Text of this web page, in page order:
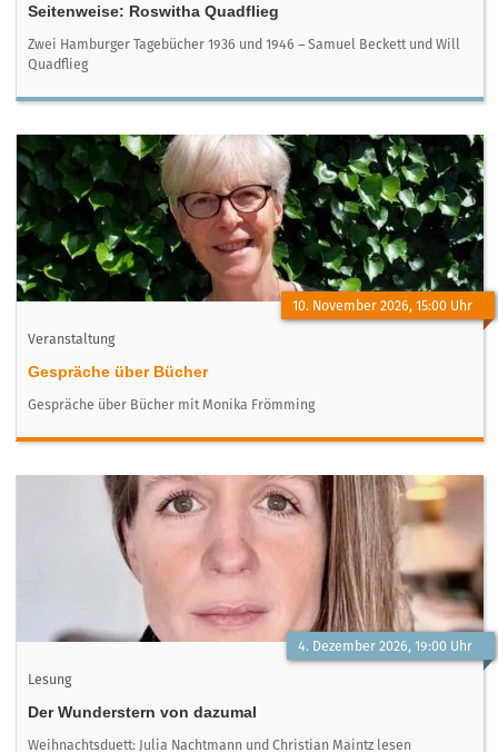
Seitenweise: Roswitha Quadflieg
Zwei Hamburger Tagebücher 1936 und 1946 – Samuel Beckett und Will
Quadflieg
10. November 2026, 15:00 Uhr
Veranstaltung
Gespräche über Bücher
Gespräche über Bücher mit Monika Frömming
4. Dezember 2026, 19:00 Uhr
Lesung
Der Wunderstern von dazumal
Weihnachtsduett: Julia Nachtmann und Christian Maintz lesen